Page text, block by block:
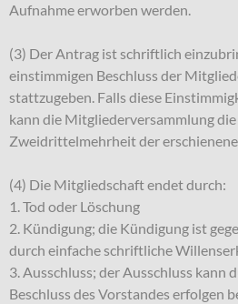
Aufnahme erworben werden.
(3) Der Antrag ist schriftlich
einstimmigen Beschluss der
stattzugeben. Falls diese
kann die Mitgliederversammlung
Zweidrittelmehrheit der
(4) Die Mitgliedschaft endet durch:
1. Tod oder Löschung
2. Kündigung; die Kündigung ist
durch einfache schriftliche
3. Ausschluss; der Ausschluss kann
Beschluss des Vorstandes erfolgen